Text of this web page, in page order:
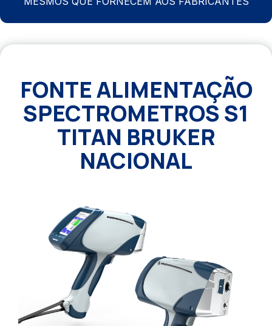
FONTE ALIMENTAÇÃO
SPECTROMETROS S1
TITAN BRUKER
NACIONAL